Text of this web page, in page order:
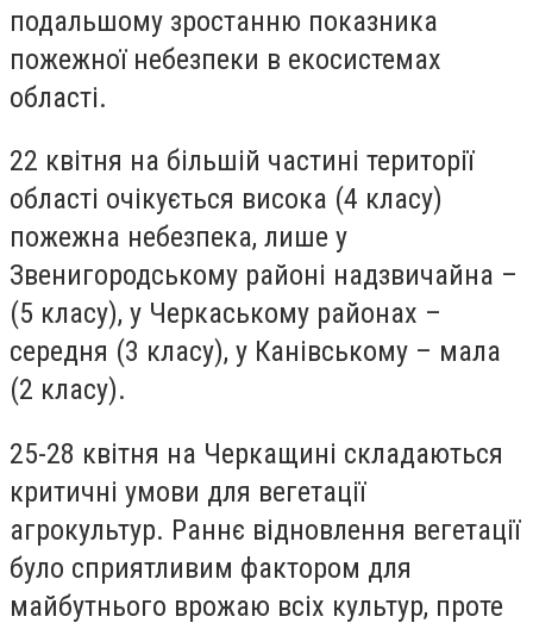
подальшому зростанню показника
пожежної небезпеки в екосистемах
області.
22 квітня на більшій частині території
області очікується висока (4 класу)
пожежна небезпека, лише у
Звенигородському районі надзвичайна –
(5 класу), у Черкаському районах –
середня (3 класу), у Канівському – мала
(2 класу).
25-28 квітня на Черкащині складаються
критичні умови для вегетації
агрокультур. Раннє відновлення вегетації
було сприятливим фактором для
майбутнього врожаю всіх культур, проте